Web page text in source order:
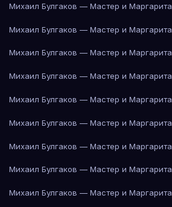
Михаил Булгаков — Мастер и Маргарита
Михаил Булгаков — Мастер и Маргарита
Михаил Булгаков — Мастер и Маргарита
Михаил Булгаков — Мастер и Маргарита
Михаил Булгаков — Мастер и Маргарита
Михаил Булгаков — Мастер и Маргарита
Михаил Булгаков — Мастер и Маргарита
Михаил Булгаков — Мастер и Маргарита
Михаил Булгаков — Мастер и Маргарита